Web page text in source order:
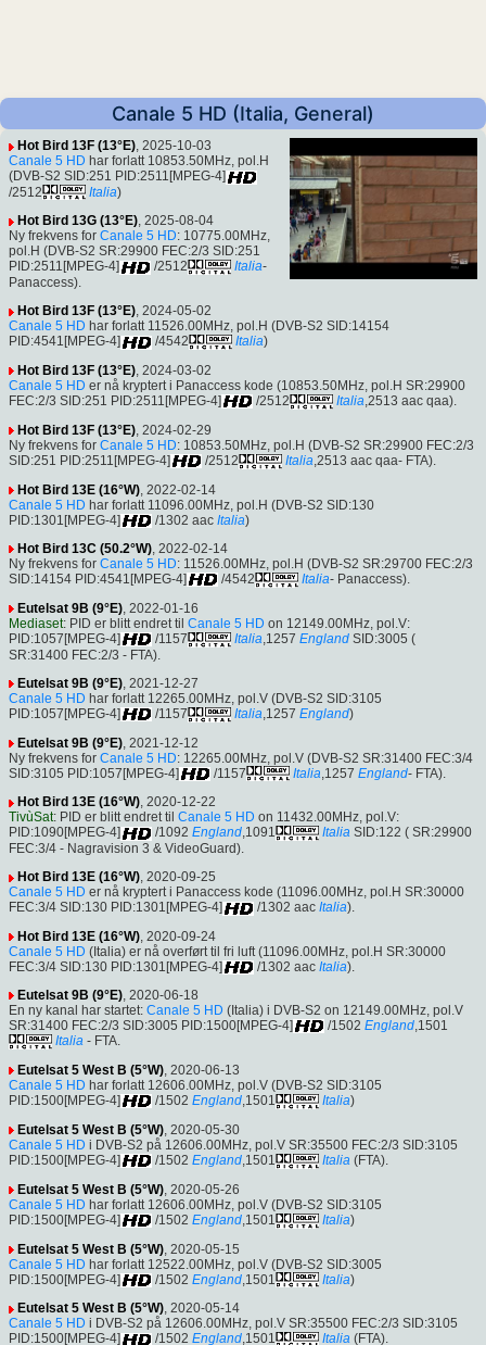
Canale 5 HD (Italia, General)
Hot Bird 13F (13°E), 2025-10-03
Canale 5 HD har forlatt 10853.50MHz, pol.H
(DVB-S2 SID:251 PID:2511[MPEG-4]
/2512
Italia)
Hot Bird 13G (13°E), 2025-08-04
Ny frekvens for Canale 5 HD: 10775.00MHz,
pol.H (DVB-S2 SR:29900 FEC:2/3 SID:251
PID:2511[MPEG-4]
/2512 Italia-
Panaccess).
Hot Bird 13F (13°E), 2024-05-02
Canale 5 HD har forlatt 11526.00MHz, pol.H (DVB-S2 SID:14154
PID:4541[MPEG-4]
/4542 Italia)
Hot Bird 13F (13°E), 2024-03-02
Canale 5 HD er nå kryptert i Panaccess kode (10853.50MHz, pol.H SR:29900
FEC:2/3 SID:251 PID:2511[MPEG-4]
/2512 Italia,2513 aac qaa).
Hot Bird 13F (13°E), 2024-02-29
Ny frekvens for Canale 5 HD: 10853.50MHz, pol.H (DVB-S2 SR:29900 FEC:2/3
SID:251 PID:2511[MPEG-4]
/2512 Italia,2513 aac qaa- FTA).
Hot Bird 13E (16°W) , 2022-02-14
Canale 5 HD har forlatt 11096.00MHz, pol.H (DVB-S2 SID:130
PID:1301[MPEG-4]
/1302 aac Italia)
Hot Bird 13C (50.2°W), 2022-02-14
Ny frekvens for Canale 5 HD: 11526.00MHz, pol.H (DVB-S2 SR:29700 FEC:2/3
SID:14154 PID:4541[MPEG-4]
/4542 Italia- Panaccess).
Eutelsat 9B (9°E), 2022-01-16
Mediaset: PID er blitt endret til Canale 5 HD on 12149.00MHz, pol.V:
PID:1057[MPEG-4]
/1157 Italia,1257 England SID:3005 (
SR:31400 FEC:2/3 - FTA).
Eutelsat 9B (9°E) , 2021-12-27
Canale 5 HD har forlatt 12265.00MHz, pol.V (DVB-S2 SID:3105
PID:1057[MPEG-4]
/1157 Italia ,1257 England)
Eutelsat 9B (9°E) , 2021-12-12
Ny frekvens for Canale 5 HD: 12265.00MHz, pol.V (DVB-S2 SR:31400 FEC:3/4
SID:3105 PID:1057[MPEG-4]
/1157 Italia ,1257 England- FTA).
Hot Bird 13E (16°W), 2020-12-22
TivùSat: PID er blitt endret til Canale 5 HD on 11432.00MHz, pol.V:
PID:1090[MPEG-4]
/1092 England,1091 Italia SID:122 ( SR:29900
FEC:3/4 - Nagravision 3 & VideoGuard).
Hot Bird 13E (16°W), 2020-09-25
Canale 5 HD er nå kryptert i Panaccess kode (11096.00MHz, pol.H SR:30000
FEC:3/4 SID:130 PID:1301[MPEG-4]
/1302 aac Italia).
Hot Bird 13E (16°W) , 2020-09-24
Canale 5 HD (Italia) er nå overført til fri luft (11096.00MHz, pol.H SR:30000
FEC:3/4 SID:130 PID:1301[MPEG-4]
/1302 aac Italia).
Eutelsat 9B (9°E), 2020-06-18
En ny kanal har startet: Canale 5 HD (Italia) i DVB-S2 on 12149.00MHz, pol.V
SR:31400 FEC:2/3 SID:3005 PID:1500[MPEG-4]
/1502 England,1501
Italia - FTA.
Eutelsat 5 West B (5°W), 2020-06-13
Canale 5 HD har forlatt 12606.00MHz, pol.V (DVB-S2 SID:3105
PID:1500[MPEG-4]
/1502 England,1501 Italia)
Eutelsat 5 West B (5°W), 2020-05-30
Canale 5 HD i DVB-S2 på 12606.00MHz, pol.V SR:35500 FEC:2/3 SID:3105
PID:1500[MPEG-4]
/1502 England,1501 Italia (FTA).
Eutelsat 5 West B (5°W) , 2020-05-26
Canale 5 HD har forlatt 12606.00MHz, pol.V (DVB-S2 SID:3105
PID:1500[MPEG-4]
/1502 England ,1501 Italia)
Eutelsat 5 West B (5°W) , 2020-05-15
Canale 5 HD har forlatt 12522.00MHz, pol.V (DVB-S2 SID:3005
PID:1500[MPEG-4]
/1502 England ,1501 Italia)
Eutelsat 5 West B (5°W), 2020-05-14
Canale 5 HD i DVB-S2 på 12606.00MHz, pol.V SR:35500 FEC:2/3 SID:3105
PID:1500[MPEG-4]
/1502 England,1501 Italia (FTA).